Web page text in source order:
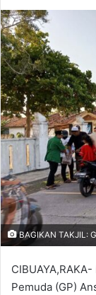
BAGIKAN TAKJIL:
Pemuda (GP)